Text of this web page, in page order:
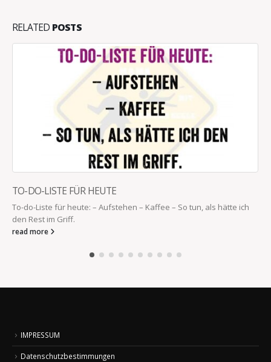
RELATED POSTS
hätte ich
SATZ DES TAGES
Der Satz des Tages: „Mama, ich hab nichts gemacht,
zack, mein Puls bei 180.
IMPRESSUM
Datenschutzbestimmungen